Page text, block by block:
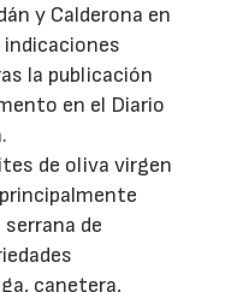
y Calderona en
la publicación
en el Diario
de oliva virgen
de
canetera,